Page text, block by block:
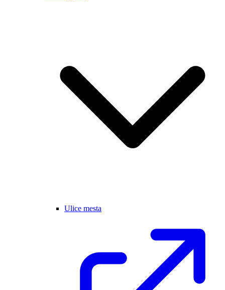
Ulice mesta